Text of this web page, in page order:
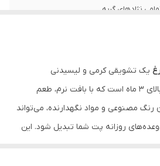
نژادهای گربه
بدون رنگ مصنوعی، بدون مواد نگهدارنده،
بافت نرم و کرمی، خوش‌خوراک، قابل استفاده
یا همراه غذا
یک تشویقی کرمی و لیسیدنی
خوش‌خوراک برای گربه‌های بالای 3 ماه است که با بافت نرم، طعم
مصنوعی و مواد نگهدارنده، می‌تواند
روزانه پت شما تبدیل شود. این